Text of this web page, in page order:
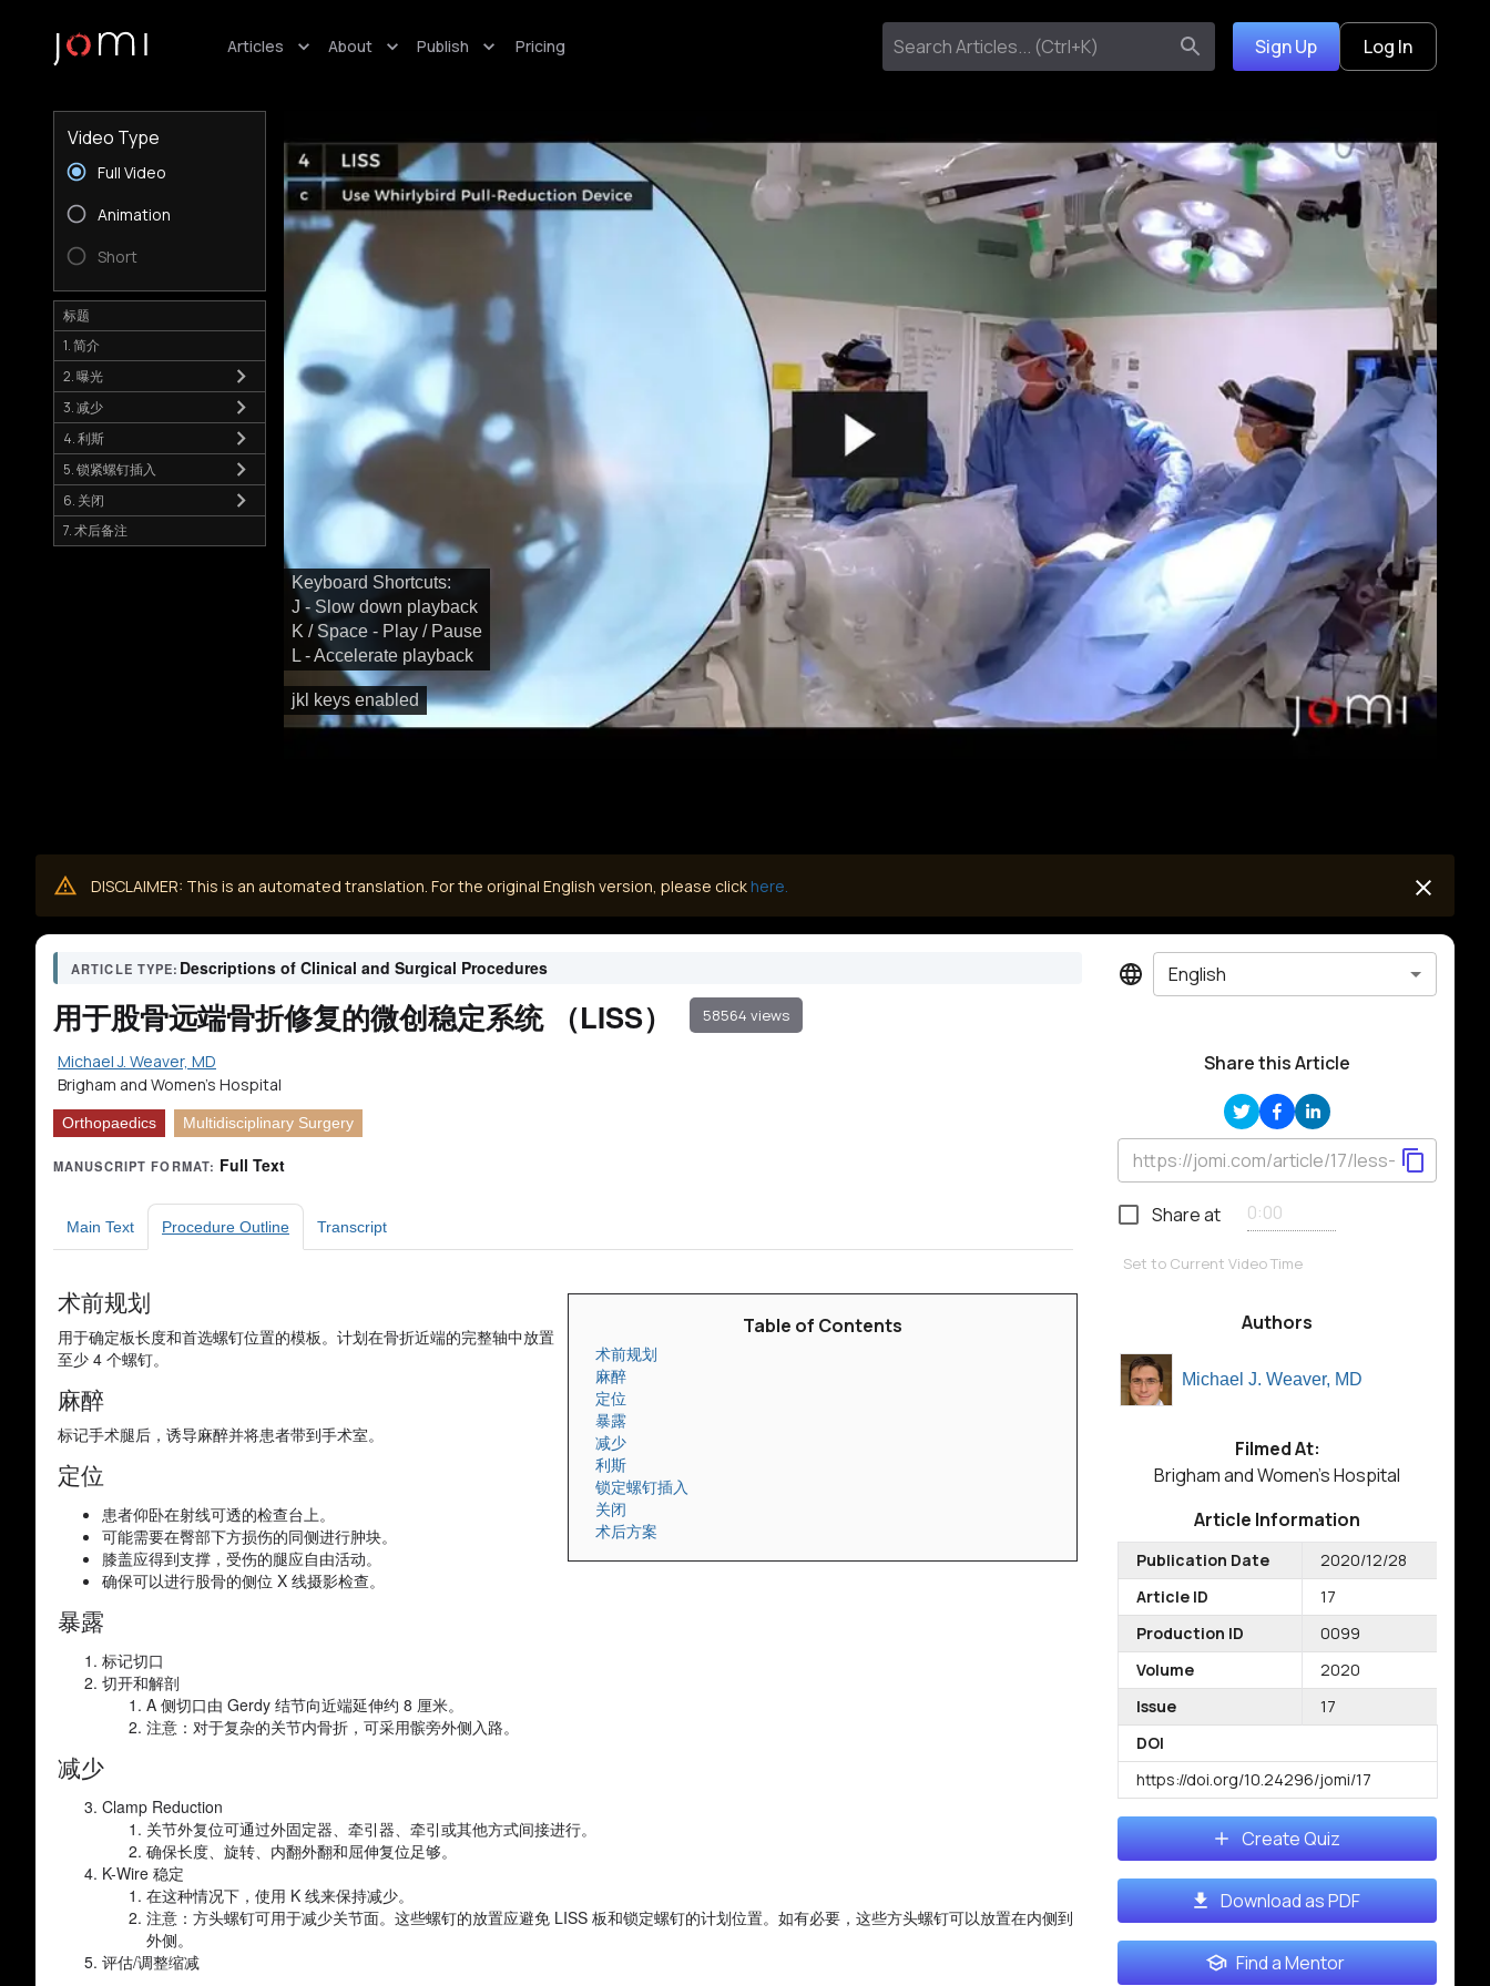
Articles About Publish Pricing Sign Up Log In
jkl keys enabled
Keyboard Shortcuts:
J - Slow down playback
K / Space - Play / Pause
L - Accelerate playback
Video Type
Full Video
Animation
Short
标题
1. 简介
2. 曝光
3. 减少
4. 利斯
5. 锁紧螺钉插入
6. 关闭
7. 术后备注
DISCLAIMER: This is an automated translation. For the original English version, please click here.
ARTICLE TYPE: Descriptions of Clinical and Surgical Procedures
用于股骨远端骨折修复的微创稳定系统 （LISS） 58564 views
Michael J. Weaver, MD
Brigham and Women's Hospital
Orthopaedics Multidisciplinary Surgery
MANUSCRIPT FORMAT: Full Text
Main Text Procedure Outline Transcript
Table of Contents
术前规划
麻醉
定位
暴露
减少
利斯
锁定螺钉插入
关闭
术后方案
术前规划
用于确定板长度和首选螺钉位置的模板。计划在骨折近端的完整轴中放置
至少 4 个螺钉。
麻醉
标记手术腿后，诱导麻醉并将患者带到手术室。
定位
患者仰卧在射线可透的检查台上。
可能需要在臀部下方损伤的同侧进行肿块。
膝盖应得到支撑，受伤的腿应自由活动。
确保可以进行股骨的侧位 X 线摄影检查。
暴露
标记切口
切开和解剖
A 侧切口由 Gerdy 结节向近端延伸约 8 厘米。
注意：对于复杂的关节内骨折，可采用髌旁外侧入路。
减少
Clamp Reduction
关节外复位可通过外固定器、牵引器、牵引或其他方式间接进行。
确保长度、旋转、内翻外翻和屈伸复位足够。
K-Wire 稳定
在这种情况下，使用 K 线来保持减少。
注意：方头螺钉可用于减少关节面。这些螺钉的放置应避免 LISS 板和锁定螺钉的计划位置。如有必要，这些方头螺钉可以放置在内侧到
外侧。
评估/调整缩减
English
Share this Article
Share at
Set to Current Video Time
Authors
Michael J. Weaver, MD
Filmed At:
Brigham and Women's Hospital
Article Information
Publication Date
2020/12/28
Article ID
17
Production ID
0099
Volume
2020
Issue
17
DOI
https://doi.org/10.24296/jomi/17
Create Quiz
Download as PDF
Find a Mentor